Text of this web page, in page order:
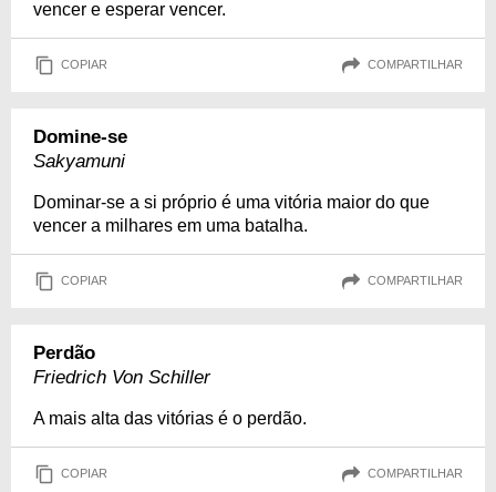
vencer e esperar vencer.
COPIAR COMPARTILHAR
Domine-se
Sakyamuni
Dominar-se a si próprio é uma vitória maior do que
vencer a milhares em uma batalha.
COPIAR COMPARTILHAR
Perdão
Friedrich Von Schiller
A mais alta das vitórias é o perdão.
COPIAR COMPARTILHAR